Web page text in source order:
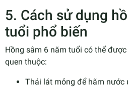
5. Cách sử dụng
tuổi phổ biến
Hồng sâm 6 năm tuổi có thể
quen thuộc:
Thái lát mỏng để hãm nước